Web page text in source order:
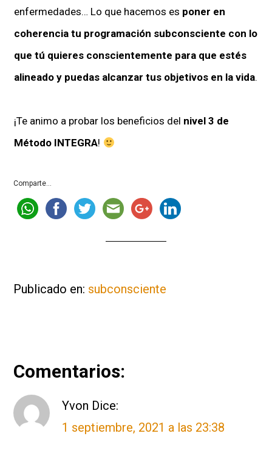
enfermedades… Lo que hacemos es poner en
coherencia tu programación subconsciente con lo
que tú quieres conscientemente para que estés
alineado y puedas alcanzar tus objetivos en la vida.
¡Te animo a probar los beneficios del nivel 3 de
Método INTEGRA!
Comparte...
Publicado en: subconsciente
Interacciones
con
los
Comentarios:
Yvon Dice:
1 septiembre, 2021 a las 23:38